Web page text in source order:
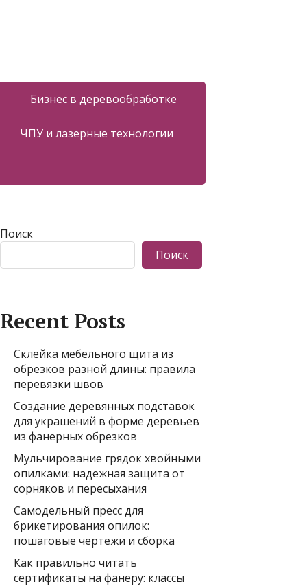
Бизнес в деревообработке
ЧПУ и лазерные технологии
Поиск
Поиск
Recent Posts
Склейка мебельного щита из
обрезков разной длины: правила
перевязки швов
Создание деревянных подставок
для украшений в форме деревьев
из фанерных обрезков
Мульчирование грядок хвойными
опилками: надежная защита от
сорняков и пересыхания
Самодельный пресс для
брикетирования опилок:
пошаговые чертежи и сборка
Как правильно читать
сертификаты на фанеру: классы